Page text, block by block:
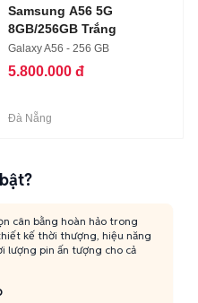
Samsung A56 5G
8GB/256GB Trắng
Galaxy A56 - 256 GB
5.800.000 đ
Đà Nẵng
cân bằng hoàn hảo trong
kế thời thượng, hiệu năng
lượng pin ấn tượng cho cả